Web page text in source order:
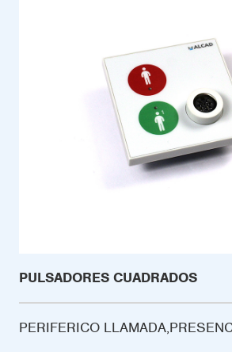
PULSADORES CUADRADOS
PERIFERICO